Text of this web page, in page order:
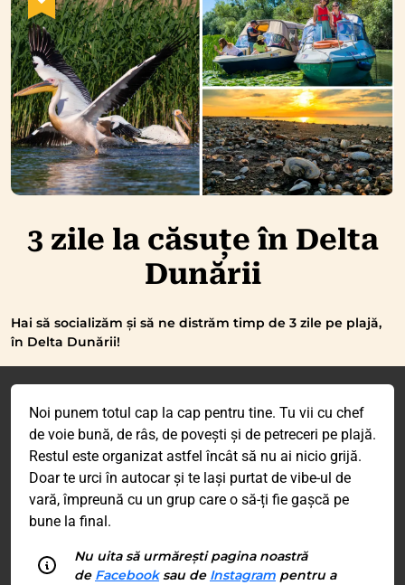
3 zile la căsuțe în Delta
Dunării
Hai să socializăm și să ne distrăm timp de 3 zile pe plajă,
în Delta Dunării!
Noi punem totul cap la cap pentru tine. Tu vii cu chef
de voie bună, de râs, de povești și de petreceri pe plajă.
Restul este organizat astfel încât să nu ai nicio grijă.
Doar te urci în autocar și te lași purtat de vibe-ul de
vară, împreună cu un grup care o să-ți fie gașcă pe
bune la final.
Nu uita să urmărești pagina noastră
de Facebooksau de Instagram pentru a